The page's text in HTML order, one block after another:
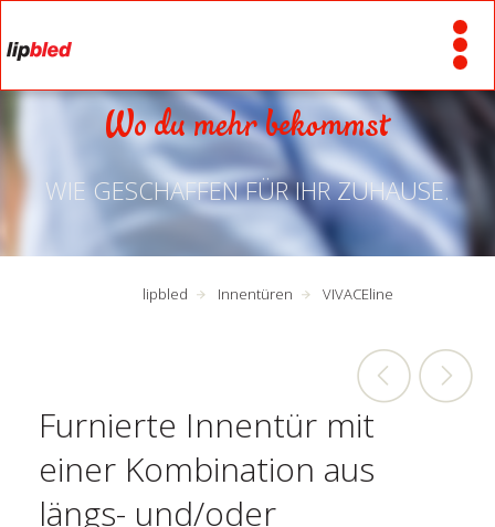
Wo du mehr bekommst
WIE GESCHAFFEN FÜR IHR ZUHAUSE.
lipbled Innentüren VIVACEline
Furnierte Innentür mit
einer Kombination aus
längs- und/oder